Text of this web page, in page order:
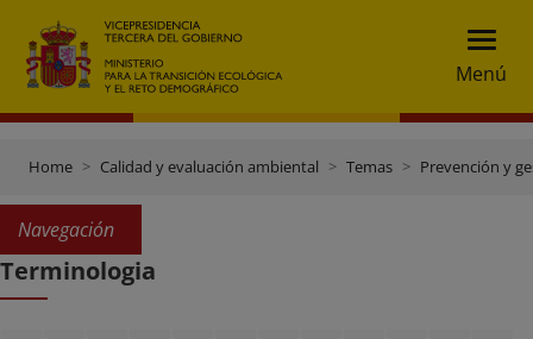
Menú
Home Calidad y evaluación ambiental Temas Prevención y
Navegación
Terminologia